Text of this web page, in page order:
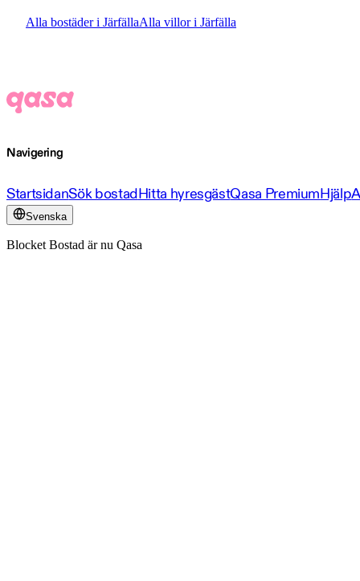
Alla bostäder i JärfällaAlla villor i Järfälla
Navigering
StartsidanSök bostadHitta hyresgästQasa PremiumHjälp
Svenska
Blocket Bostad är nu Qasa